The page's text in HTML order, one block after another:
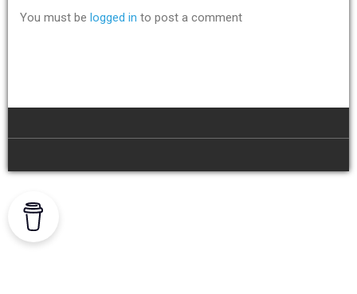
You must be logged in to post a comment